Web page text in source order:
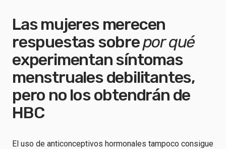
Las mujeres merecen
respuestas sobrepor qué
experimentan síntomas
menstruales debilitantes,
pero no los obtendrán de
HBC
El uso de anticonceptivos hormonales tampoco consigue